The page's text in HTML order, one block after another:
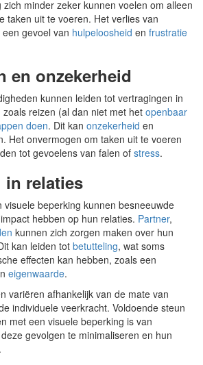
minder zeker kunnen voelen om alleen
taken uit te voeren. Het verlies van
gevoel van hulpeloosheid en frustratie
en onzekerheid
kunnen leiden tot vertragingen in
reizen (al dan niet met het openbaar
doen. Dit kan onzekerheid en
Het onvermogen om taken uit te voeren
tot gevoelens van falen of stress.
in relaties
visuele beperking kunnen besneeuwde
hebben op hun relaties. Partner,
kunnen zich zorgen maken over hun
kan leiden tot betutteling, wat soms
effecten kan hebben, zoals een
eigenwaarde.
variëren afhankelijk van de mate van
individuele veerkracht. Voldoende steun
met een visuele beperking is van
gevolgen te minimaliseren en hun